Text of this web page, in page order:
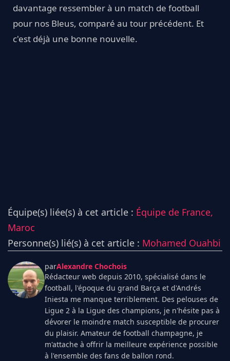
davantage ressembler à un match de football
pour nos Bleus, comparé au tour précédent. Et
c'est déjà une bonne nouvelle.
Équipe(s) liée(s) à cet article : Équipe de France,
Maroc
Personne(s) lié(s) à cet article : Mohamed Ouahbi
parAlexandre Chochois
Rédacteur web depuis 2010, spécialisé dans le
football, l'époque du grand Barça et d'Andrés
Iniesta me manque terriblement. Des pelouses de
Ligue 2 à la Ligue des champions, je n'hésite pas à
dévorer le moindre match susceptible de procurer
du plaisir. Amateur de football champagne, je
m'attache à offrir la meilleure expérience possible
à l'ensemble des fans de ballon rond.